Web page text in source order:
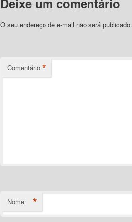
O seu endereço de e-mail não será publicado.
Comentário *
Nome *